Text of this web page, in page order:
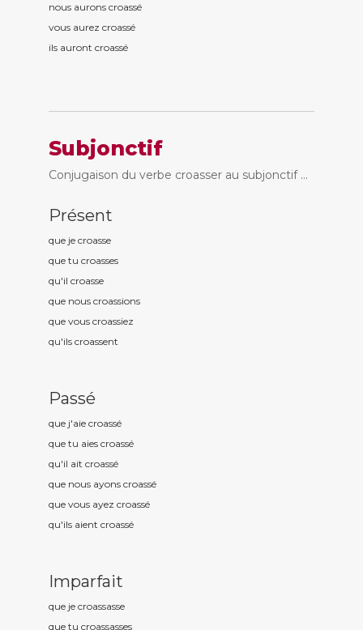
nous aurons croassé
vous aurez croassé
ils auront croassé
Subjonctif
Conjugaison du verbe croasser au subjonctif ...
Présent
que je croasse
que tu croasses
qu'il croasse
que nous croassions
que vous croassiez
qu'ils croassent
Passé
que j'aie croassé
que tu aies croassé
qu'il ait croassé
que nous ayons croassé
que vous ayez croassé
qu'ils aient croassé
Imparfait
que je croassasse
que tu croassasses